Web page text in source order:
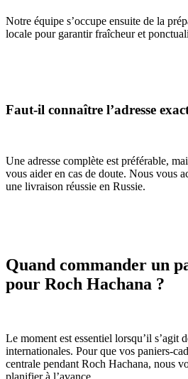
Notre équipe s’occupe ensuite de la
locale pour garantir fraîcheur et
Faut-il connaître l’adresse
Une adresse complète est préférable,
vous aider en cas de doute. Nous vous
une livraison réussie en Russie.
Quand commander un
pour Roch Hachana ?
Le moment est essentiel lorsqu’il s’agit
internationales. Pour que vos paniers-
centrale pendant Roch Hachana, nous
planifier à l’avance.